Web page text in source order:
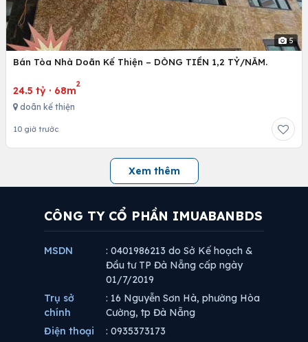
5
Bán Tòa Nhà Doãn Kế Thiện – DÒNG TIỀN 1,2 TỶ/NĂM.
24.5 tỷ · 68m
2
doãn kế thiện
10 giờ trước
Xem thêm
CÔNG TY CỔ PHẦN IMUABANBDS
MSDN
: 0401986213 do Sở Kế hoạch &
Đầu tư TP Đà Nẵng cấp ngày
01/7/2019
Trụ sở
chính
: 16 Nguyễn Sơn Hà, phường Hòa
Cường, tp Đà Nẵng
Điện thoại
: 0935373173